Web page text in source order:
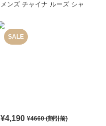
メンズ チャイナ ルーズ シャ
SALE
¥4,190 ¥4660(割引前)